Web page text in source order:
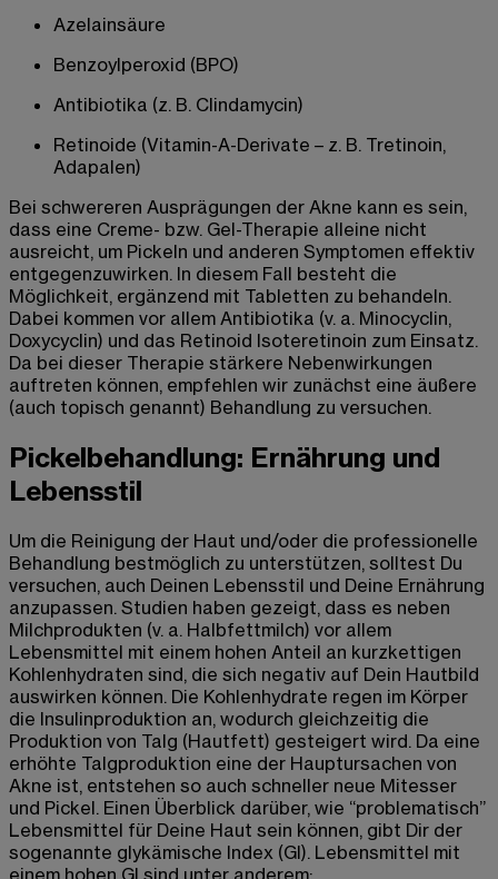
Azelainsäure
Benzoylperoxid (BPO)
Antibiotika (z. B. Clindamycin)
Retinoide (Vitamin-A-Derivate – z. B. Tretinoin,
Adapalen)
Bei schwereren Ausprägungen der Akne kann es sein,
dass eine Creme- bzw. Gel-Therapie alleine nicht
ausreicht, um Pickeln und anderen Symptomen effektiv
entgegenzuwirken. In diesem Fall besteht die
Möglichkeit, ergänzend mit Tabletten zu behandeln.
Dabei kommen vor allem Antibiotika (v. a. Minocyclin,
Doxycyclin) und das Retinoid Isoteretinoin zum Einsatz.
Da bei dieser Therapie stärkere Nebenwirkungen
auftreten können, empfehlen wir zunächst eine äußere
(auch topisch genannt) Behandlung zu versuchen.
Pickelbehandlung: Ernährung und
Lebensstil
Um die Reinigung der Haut und/oder die professionelle
Behandlung bestmöglich zu unterstützen, solltest Du
versuchen, auch Deinen Lebensstil und Deine Ernährung
anzupassen. Studien haben gezeigt, dass es neben
Milchprodukten (v. a. Halbfettmilch) vor allem
Lebensmittel mit einem hohen Anteil an kurzkettigen
Kohlenhydraten sind, die sich negativ auf Dein Hautbild
auswirken können. Die Kohlenhydrate regen im Körper
die Insulinproduktion an, wodurch gleichzeitig die
Produktion von Talg (Hautfett) gesteigert wird. Da eine
erhöhte Talgproduktion eine der Hauptursachen von
Akne ist, entstehen so auch schneller neue Mitesser
und Pickel. Einen Überblick darüber, wie “problematisch”
Lebensmittel für Deine Haut sein können, gibt Dir der
sogenannte glykämische Index (GI). Lebensmittel mit
einem hohen GI sind unter anderem: